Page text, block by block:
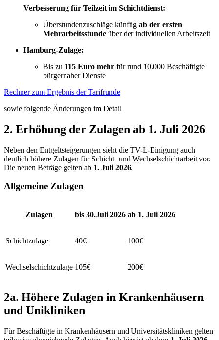
Verbesserung für Teilzeit im Schichtdienst:
Überstundenzuschläge künftig ab der ersten
Mehrarbeitsstunde über der individuellen Arbeitszeit
Hamburg-Zulage:
Bis zu 115 Euro mehr für rund 10.000 Beschäftigte
bürgernaher Dienste
Rechner zum Ergebnis der Tarifrunde
sowie folgende Änderungen im Detail
2. Erhöhung der Zulagen ab 1. Juli 2026
Neben den Entgeltsteigerungen sieht die TV-L-Einigung auch
deutlich höhere Zulagen für Schicht- und Wechselschichtarbeit vor.
Die neuen Beträge gelten ab 1. Juli 2026.
Allgemeine Zulagen
Zulagen bis 30.Juli 2026 ab 1. Juli 2026
Schichtzulage 40€ 100€
Wechselschichtzulage 105€ 200€
2a. Höhere Zulagen in Krankenhäusern
und Unikliniken
Für Beschäftigte in Krankenhäusern und Universitätskliniken gelten